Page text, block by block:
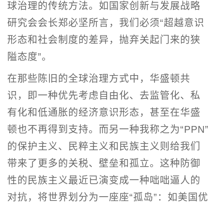
球治理的传统方法。如国家创新与发展战略
研究会会长郑必坚所言，我们必须“超越意识
形态和社会制度的差异，抛弃关起门来的狭
隘态度”。
在那些陈旧的全球治理方式中，华盛顿共
识，即一种优先考虑自由化、去监管化、私
有化和低通胀的经济意识形态，甚至在华盛
顿也不再得到支持。而另一种我称之为“PPN”
的保护主义、民粹主义和民族主义则给我们
带来了更多的关税、壁垒和孤立。这种防御
性的民族主义最近已演变成一种咄咄逼人的
对抗，将世界划分为一座座“孤岛”：如美国优